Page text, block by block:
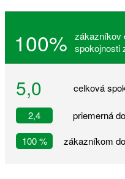
100%
zákazníkov
spokojnosti
5,0 celková
2,4
priemerná
100 %
zákazníkom